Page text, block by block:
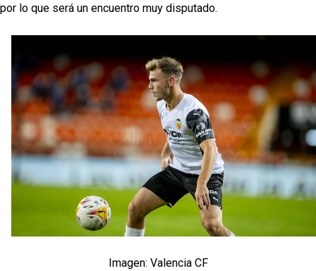
por lo que será un encuentro muy disputado.
Imagen: Valencia CF